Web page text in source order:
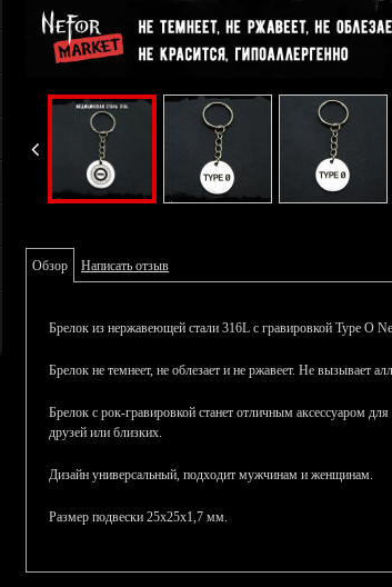
Обзор Написать отзыв
Брелок из нержавеющей стали 316L с гравировкой Type O
Брелок не темнеет, не облезает и не ржавеет. Не вызывает
Брелок с рок-гравировкой станет отличным аксессуаром
друзей или близких.
Дизайн универсальный, подходит мужчинам и женщинам.
Размер подвески 25х25х1,7 мм.